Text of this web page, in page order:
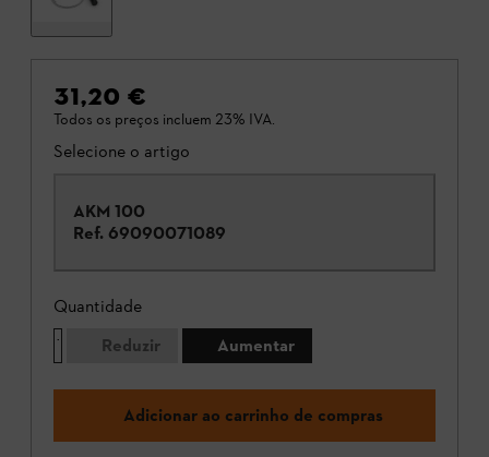
31,20 €
Todos os preços incluem 23% IVA.
Selecione o artigo
AKM 100
Ref. 69090071089
Quantidade
Reduzir
Aumentar
Adicionar ao carrinho de compras